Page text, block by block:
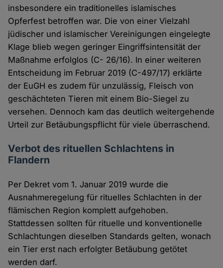
insbesondere ein traditionelles islamisches
Opferfest betroffen war. Die von einer Vielzahl
jüdischer und islamischer Vereinigungen eingelegte
Klage blieb wegen geringer Eingriffsintensität der
Maßnahme erfolglos (C- 26/16). In einer weiteren
Entscheidung im Februar 2019 (C-497/17) erklärte
der EuGH es zudem für unzulässig, Fleisch von
geschächteten Tieren mit einem Bio-Siegel zu
versehen. Dennoch kam das deutlich weitergehende
Urteil zur Betäubungspflicht für viele überraschend.
Verbot des rituellen Schlachtens in
Flandern
Per Dekret vom 1. Januar 2019 wurde die
Ausnahmeregelung für rituelles Schlachten in der
flämischen Region komplett aufgehoben.
Stattdessen sollten für rituelle und konventionelle
Schlachtungen dieselben Standards gelten, wonach
ein Tier erst nach erfolgter Betäubung getötet
werden darf.